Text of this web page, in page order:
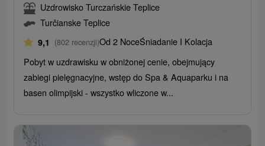
Uzdrowisko Turczańskie Teplice
Turčianske Teplice
9,1 (802 recenzji)Od 2 NoceŚniadanie I Kolacja
Pobyt w uzdrawisku w obniżonej cenie, obejmujący
zabiegi pielęgnacyjne, wstęp do Spa & Aquaparku i na
basen olimpijski - wszystko wliczone w...